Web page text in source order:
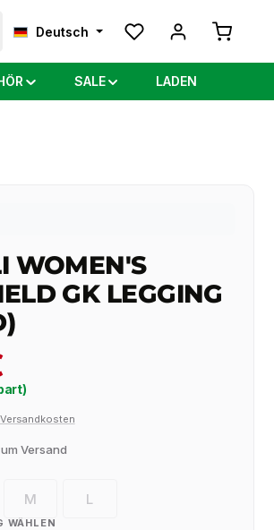
Deutsch
SALE LADEN
WOMEN'S
GK LEGGING
Versand
M(Diese Option ist zurzeit nicht verfügbar.)
L(Diese Option ist zurzeit nicht
WÄHLEN